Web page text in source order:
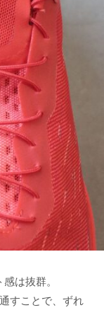
は抜群。
すことで、ずれ